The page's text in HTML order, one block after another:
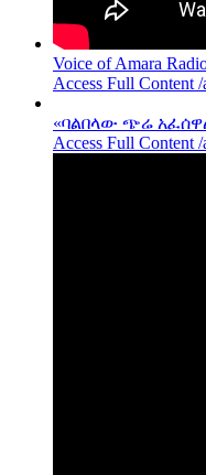
Voice of Amara
Access Full Content /
«ባልበላው ጭሬ
Access Full Content /